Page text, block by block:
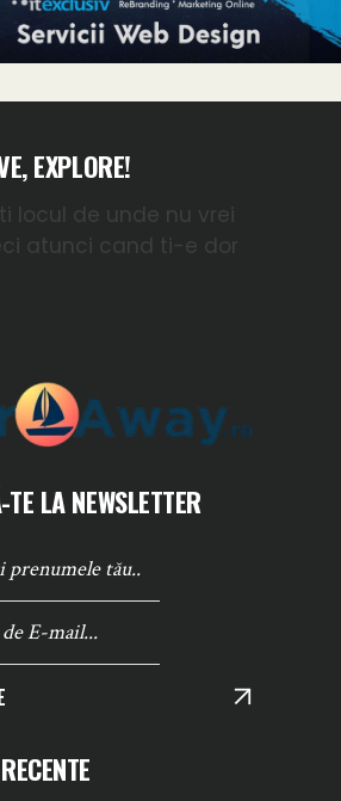
EXPLORE!
locul de unde nu vrei
atunci cand ti-e dor
LA NEWSLETTER